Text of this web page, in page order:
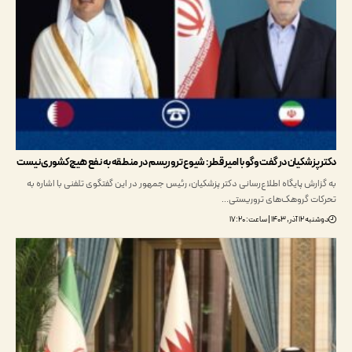
در گفت‌وگو با امیر قطر: ‌شیوع تروریسم در منطقه به نفع هیچ کشوری نیست
پایگاه اطلاع‌رسانی دکتر پزشکیان، رئیس جمهور در این گفتگوی تلفنی با اشاره به
گروهک‌های تروریستی…